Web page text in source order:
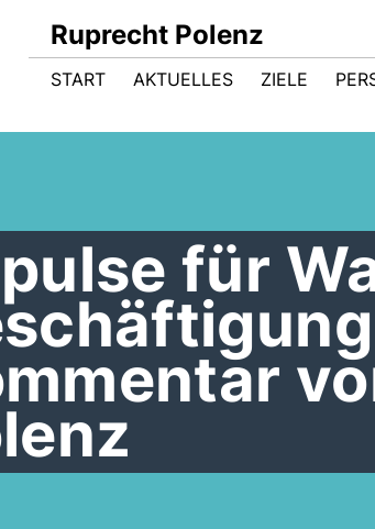
Ruprecht Polenz
START AKTUELLES ZIELE
für